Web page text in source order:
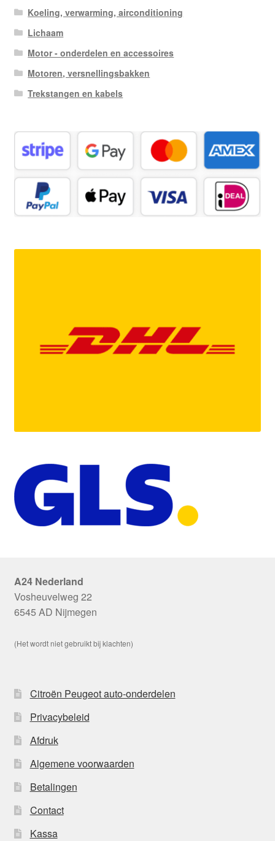
Koeling, verwarming, airconditioning
Lichaam
Motor - onderdelen en accessoires
Motoren, versnellingsbakken
Trekstangen en kabels
A24 Nederland
Vosheuvelweg 22
6545 AD Nijmegen
(Het wordt niet gebruikt bij klachten)
Citroën Peugeot auto-onderdelen
Privacybeleid
Afdruk
Algemene voorwaarden
Betalingen
Contact
Kassa